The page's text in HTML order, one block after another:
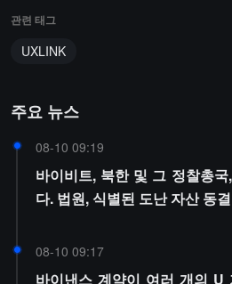
관련 태그
UXLINK
주요 뉴스
08-10 09:19
바이비트, 북한 및 그 정찰총
다. 법원, 식별된 도난 자산 동
08-10 09:17
바이낸스 계약이 여러 개의